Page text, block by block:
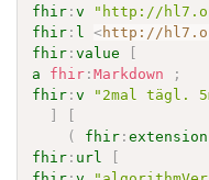
fhir :v
"http://
fhir : l <http://
fhir :value
a
fhir :Markdown
;
fhir :v "2mal tägl.
(
fhir :extension
fhir : url